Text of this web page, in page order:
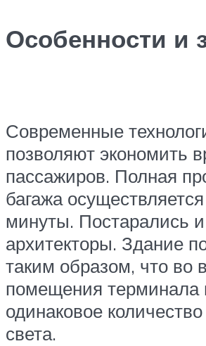
Особенности и
Современные
позволяют экономить
пассажиров. Полная
багажа
минуты. Постарались и
архитекторы. Здание
таким образом, что во
помещения терминала
одинаковое
света.